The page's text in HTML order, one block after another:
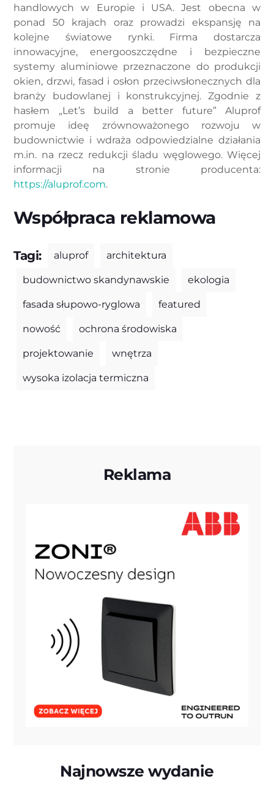
handlowych w Europie i USA. Jest obecna w
ponad 50 krajach oraz prowadzi ekspansję na
kolejne światowe rynki. Firma dostarcza
innowacyjne, energooszczędne i bezpieczne
systemy aluminiowe przeznaczone do produkcji
okien, drzwi, fasad i osłon przeciwsłonecznych dla
branży budowlanej i konstrukcyjnej. Zgodnie z
hasłem „Let’s build a better future” Aluprof
promuje ideę zrównoważonego rozwoju w
budownictwie i wdraża odpowiedzialne działania
m.in. na rzecz redukcji śladu węglowego. Więcej
informacji na stronie producenta:
https://aluprof.com.
Współpraca reklamowa
Tagi: aluprof architektura
budownictwo skandynawskie ekologia
fasada słupowo-ryglowa featured
nowość ochrona środowiska
projektowanie wnętrza
wysoka izolacja termiczna
Reklama
Najnowsze wydanie